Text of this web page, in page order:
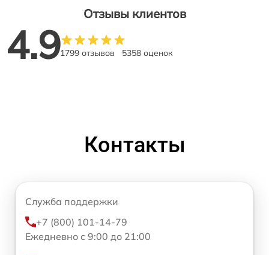
Отзывы клиентов
4.91799 отзывов 5358 оценок
Контакты
Служба поддержки
+7 (800) 101-14-79
Ежедневно с 9:00 до 21:00